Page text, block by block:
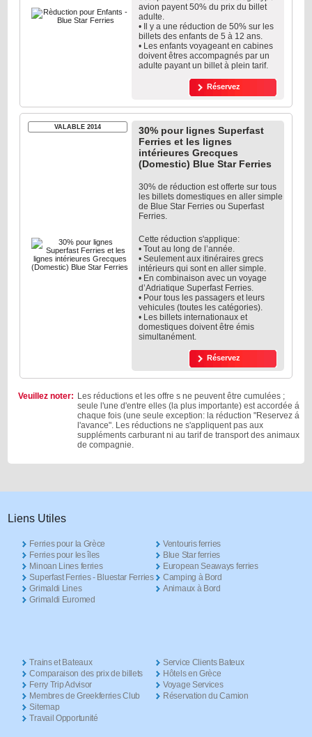
avion payent 50% du prix du billet
adulte.
• Il y a une réduction de 50% sur les
billets des enfants de 5 à 12 ans.
• Les enfants voyageant en cabines
doivent êtres accompagnés par un
adulte payant un billet à plein tarif.
Réservez
VALABLE 2014
30% pour lignes Superfast
Ferries et les lignes
intérieures Grecques
(Domestic) Blue Star Ferries
30% de réduction est offerte sur tous
les billets domestiques en aller simple
de Blue Star Ferries ou Superfast
Ferries.
Cette réduction s'applique:
• Tout au long de l’année.
• Seulement aux itinéraires grecs
intérieurs qui sont en aller simple.
• En combinaison avec un voyage
d’Adriatique Superfast Ferries.
• Pour tous les passagers et leurs
vehicules (toutes les catégories).
• Les billets internationaux et
domestiques doivent être émis
simultanément.
Réservez
Veuillez noter: Les réductions et les offre s ne peuvent être cumulées ;
seule l'une d'entre elles (la plus importante) est accordée á
chaque fois (une seule exception: la réduction "Reservez á
l'avance". Les réductions ne s'appliquent pas aux
suppléments carburant ni au tarif de transport des animaux
de compagnie.
Liens Utiles
Ferries pour la Grèce
Ferries pour les îles
Minoan Lines ferries
Superfast Ferries - Bluestar Ferries
Grimaldi Lines
Grimaldi Euromed
Ventouris ferries
Blue Star ferries
European Seaways ferries
Camping à Bord
Animaux à Bord
Trains et Bateaux
Comparaison des prix de billets
Ferry Trip Advisor
Membres de Greekferries Club
Sitemap
Travail Opportunité
Service Clients Bateux
Hôtels en Grèce
Voyage Services
Réservation du Camion